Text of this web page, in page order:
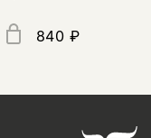
840 ₽